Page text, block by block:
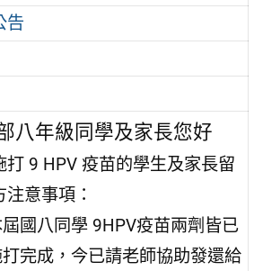
告
八年級同學及家長您好
打 9 HPV 疫苗的學生及家長留
注意事項：
國八同學 9HPV疫苗兩劑皆已
完成，今已請老師協助發還給